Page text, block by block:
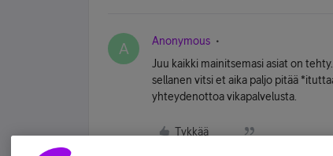
A Anonymous
Juu kaikki mainitsemasi asiat on
sellanen vitsi et aika paljo pitää
yhteydenottoa vikapalvelusta.
Tykkää